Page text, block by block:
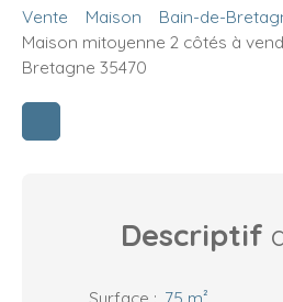
Vente Maison
Bain-de-
Maison mitoyenne 2 côtés à
Bretagne 35470
Descriptif
Surface : 75 m²